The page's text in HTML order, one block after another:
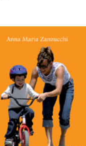
AGGIUNGI AL CARRELLO